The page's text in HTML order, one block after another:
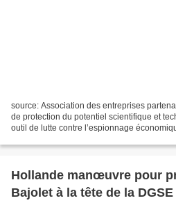
source: Association des entreprises
de protection du potentiel scientifique et
outil de lutte contre l’espionnage
Hollande manœuvre pour
Bajolet à la tête de la DGSE